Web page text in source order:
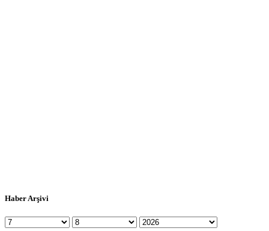
Haber Arşivi